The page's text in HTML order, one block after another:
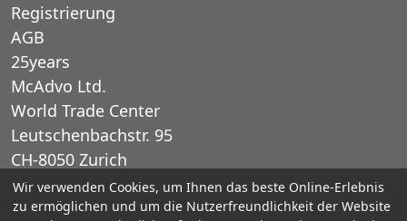
Registrierung
AGB
25years
McAdvo Ltd.
World Trade Center
Leutschenbachstr. 95
CH-8050 Zurich
Schweiz
Wir verwenden Cookies, um Ihnen das beste Online-Erlebnis
zu ermöglichen und um die Nutzerfreundlichkeit der Website